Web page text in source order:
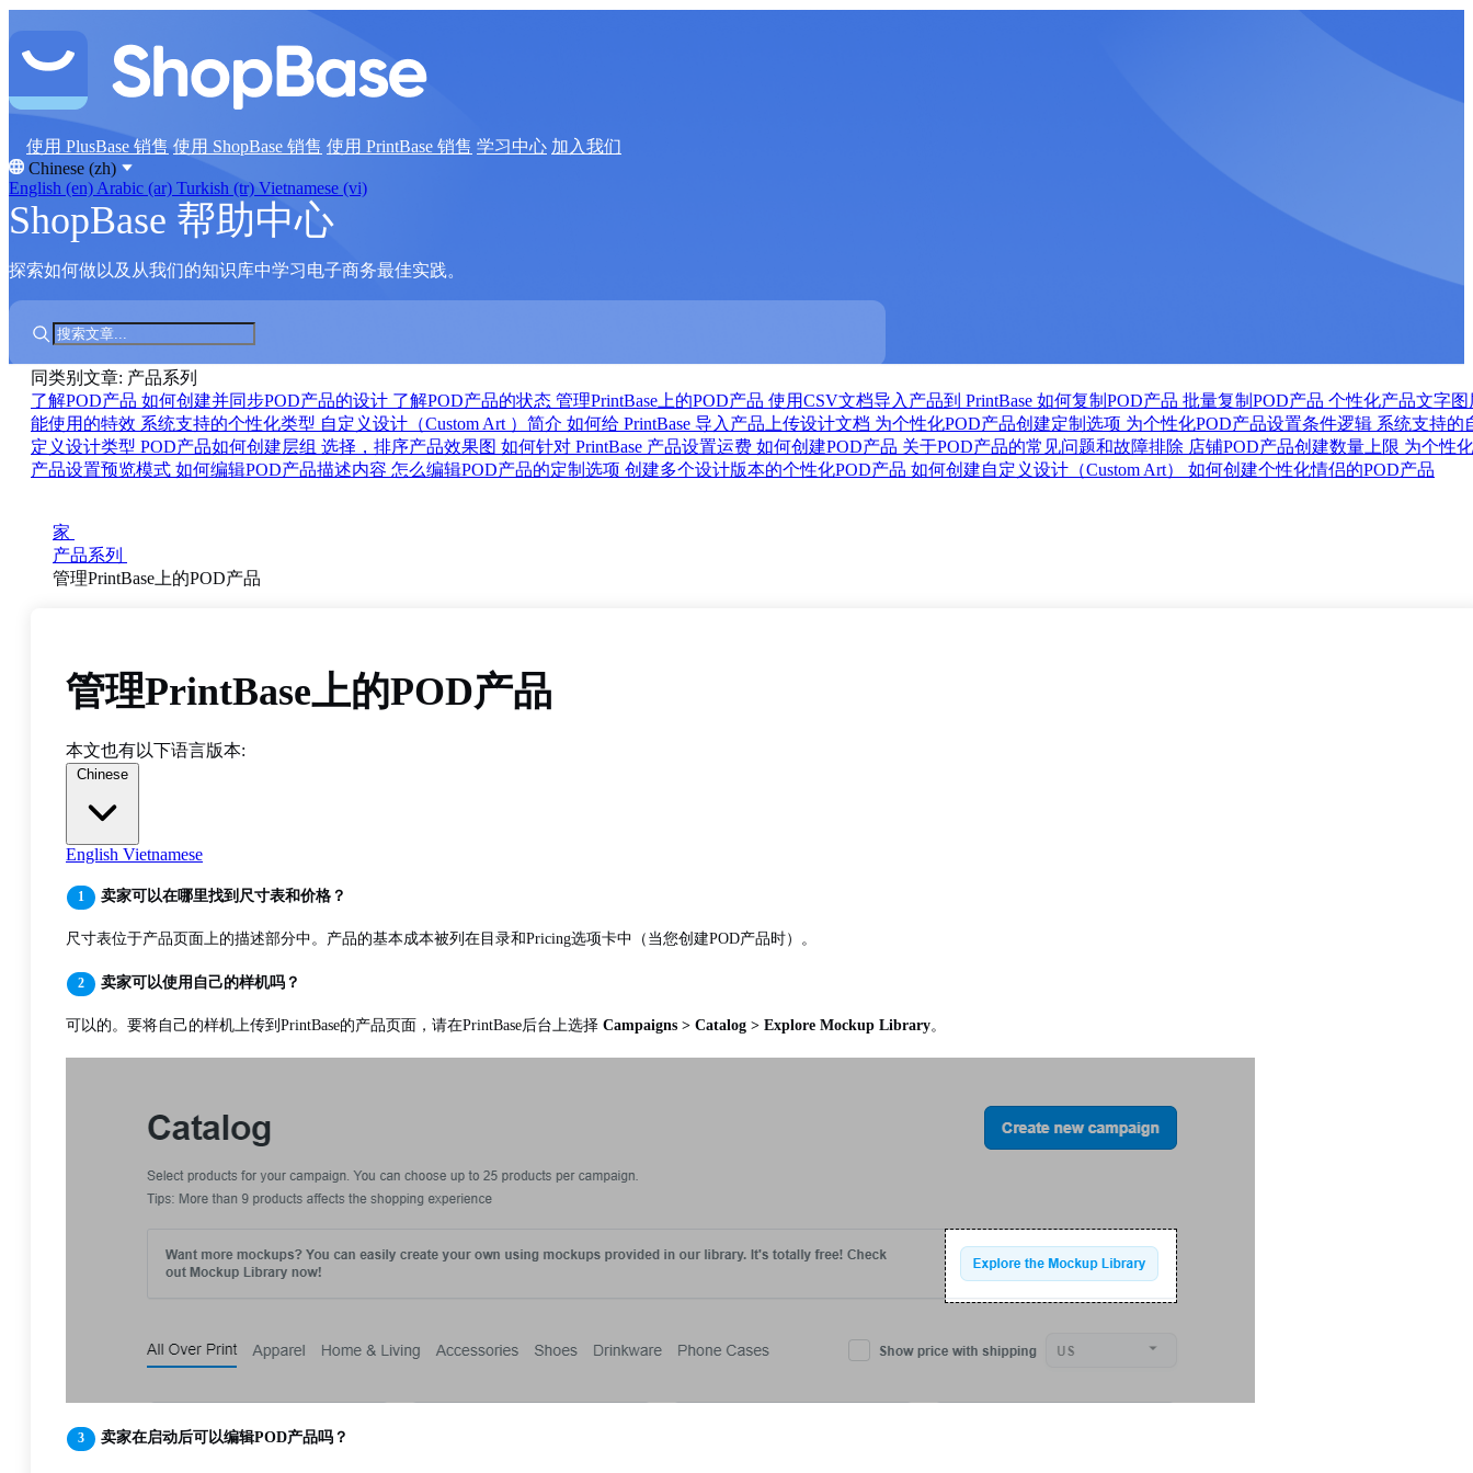
使用 PlusBase 销售 使用 ShopBase 销售 使用 PrintBase 销售 学习中心 加入我们
Chinese (zh)
English (en) Arabic (ar) Turkish (tr) Vietnamese (vi)
ShopBase 帮助中心
探索如何做以及从我们的知识库中学习电子商务最佳实践。
同类别文章: 产品系列
了解POD产品 如何创建并同步POD产品的设计 了解POD产品的状态 管理PrintBase上的POD产品 使用CSV文档导入产品到 PrintBase 如何复制POD产品 批量复制POD产品 个性化产品文字图
能使用的特效 系统支持的个性化类型 自定义设计（Custom Art ）简介 如何给 PrintBase 导入产品上传设计文档 为个性化POD产品创建定制选项 为个性化POD产品设置条件逻辑 系统支持的
定义设计类型 POD产品如何创建层组 选择，排序产品效果图 如何针对 PrintBase 产品设置运费 如何创建POD产品 关于POD产品的常见问题和故障排除 店铺POD产品创建数量上限 为个性化
产品设置预览模式 如何编辑POD产品描述内容 怎么编辑POD产品的定制选项 创建多个设计版本的个性化POD产品 如何创建自定义设计（Custom Art） 如何创建个性化情侣的POD产品
家
产品系列
管理PrintBase上的POD产品
管理PrintBase上的POD产品
本文也有以下语言版本:
Chinese
English Vietnamese
卖家可以在哪里找到尺寸表和价格？
尺寸表位于产品页面上的描述部分中。产品的基本成本被列在目录和Pricing选项卡中（当您创建POD产品时）。
卖家可以使用自己的样机吗？
可以的。要将自己的样机上传到PrintBase的产品页面，请在PrintBase后台上选择 Campaigns > Catalog > Explore Mockup Library。
卖家在启动后可以编辑POD产品吗？